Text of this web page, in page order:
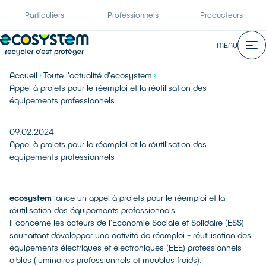
Particuliers Professionnels Producteurs
MENU
Accueil
Toute l'actualité d'ecosystem
Appel à projets pour le réemploi et la réutilisation des
équipements professionnels
09.02.2024
Appel à projets pour le réemploi et la réutilisation des
équipements professionnels
ecosystem lance un appel à projets pour le réemploi et la
réutilisation des équipements professionnels
Il concerne les acteurs de l'Economie Sociale et Solidaire (ESS)
souhaitant développer une activité de réemploi - réutilisation des
équipements électriques et électroniques (EEE) professionnels
cibles (luminaires professionnels et meubles froids).